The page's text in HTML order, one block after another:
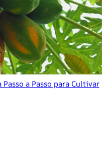
a Passo para Cultivar